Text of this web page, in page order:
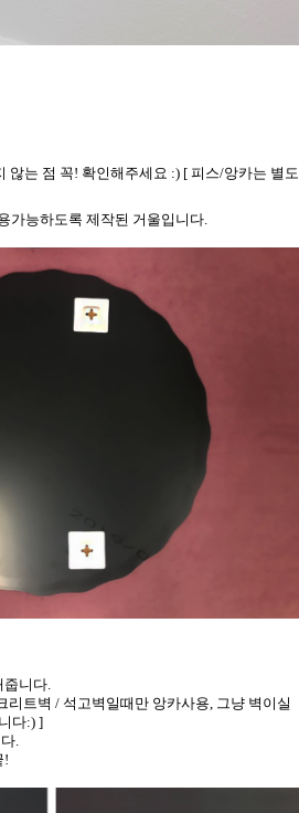
않는 점 꼭! 확인해주세요 :) [ 피스/앙카는 별도
가능하도록 제작된 거울입니다.
니다.
리트벽 / 석고벽일때만 앙카사용, 그냥 벽이실
다:) ]
.
!